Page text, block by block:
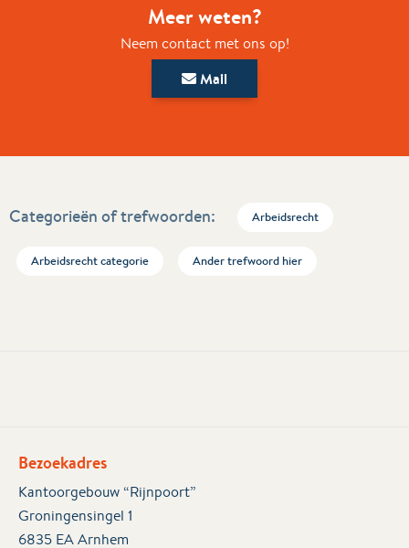
Meer weten?
Neem contact met ons op!
Mail
Categorieën of trefwoorden: Arbeidsrecht
Arbeidsrecht categorie Ander trefwoord hier
Bezoekadres
Kantoorgebouw “Rijnpoort”
Groningensingel 1
6835 EA Arnhem